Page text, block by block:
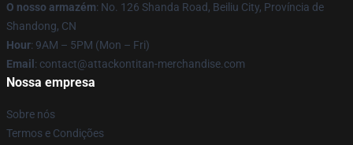
O nosso armazém: No. 126 Shanda Road, Beiliu City, Província de
Shandong, CN
Hour: 9AM – 5PM (Mon – Fri)
Email : contact@attackontitan-merchandise.com
Nossa empresa
Sobre nós
Termos e Condições